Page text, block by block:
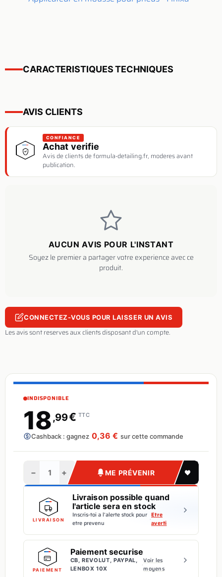
CARACTERISTIQUES TECHNIQUES
AVIS CLIENTS
CONFIANCE
Achat verifie
Avis de clients de formula-detailing.fr, moderes avant
publication.
AUCUN AVIS POUR L'INSTANT
Soyez le premier a partager votre experience avec ce
produit.
CONNECTEZ-VOUS POUR LAISSER UN AVIS
Les avis sont reserves aux clients disposant d'un compte.
INDISPONIBLE
18,99€ TTC
Cashback : gagnez 0,36 € sur cette commande
− + ME PRÉVENIR
LIVRAISON
Livraison possible quand
l'article sera en stock
Inscris-toi a l'alerte stock pour
etre prevenu
·Etre
averti
PAIEMENT
Paiement securise
CB, REVOLUT, PAYPAL,
LENBOX 10X
·Voir les
moyens